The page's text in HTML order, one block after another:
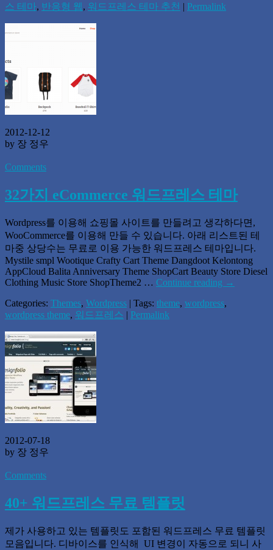
스 테마, 반응형 웹 , 워드프레스 테마 추천 | Permalink
2012-12-12
by 장 정우
Comments
32가지 eCommerce 워드프레스 테마
Wordpress를 이용해 쇼핑몰 사이트를 만들려고 생각하다면,
WooCommerce를 이용해 만들 수 있습니다. 아래 리스트된 테
마중 상당수는 무료로 이용 가능한 워드프레스 테마입니다.
Mystile smpl Wootique Crafty Cart Theme Dangdoot Kelontong
AppCloud Balita Anniversary Theme ShopCart Beauty Store Diesel
Clothing Music Store ShopTheme2 … Continue reading →
Categories: Themes, Wordpress | Tags: theme, wordpress,
wordpress theme, 워드프레스 | Permalink
2012-07-18
by 장 정우
Comments
40+ 워드프레스 무료 템플릿
제가 사용하고 있는 템플릿도 포함된 워드프레스 무료 템플릿
모음입니다. 디바이스를 인식해 UI 변경이 자동으로 되니 사